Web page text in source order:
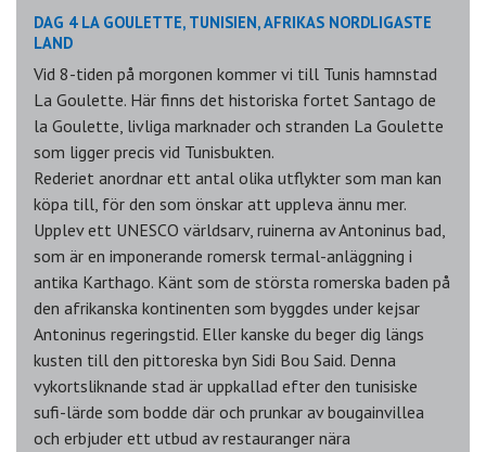
DAG 4 LA GOULETTE, TUNISIEN, AFRIKAS NORDLIGASTE
LAND
Vid 8-tiden på morgonen kommer vi till Tunis hamnstad
La Goulette. Här finns det historiska fortet Santago de
la Goulette, livliga marknader och stranden La Goulette
som ligger precis vid Tunisbukten.
Rederiet anordnar ett antal olika utflykter som man kan
köpa till, för den som önskar att uppleva ännu mer.
Upplev ett UNESCO världsarv, ruinerna av Antoninus bad,
som är en imponerande romersk termal-anläggning i
antika Karthago. Känt som de största romerska baden på
den afrikanska kontinenten som byggdes under kejsar
Antoninus regeringstid. Eller kanske du beger dig längs
kusten till den pittoreska byn Sidi Bou Said. Denna
vykortsliknande stad är uppkallad efter den tunisiske
sufi-lärde som bodde där och prunkar av bougainvillea
och erbjuder ett utbud av restauranger nära